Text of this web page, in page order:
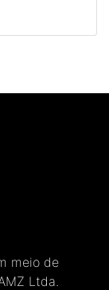
meio de
Ltda.